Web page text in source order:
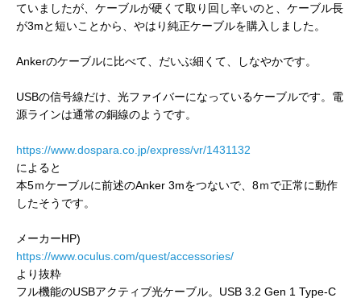
ていましたが、ケーブルが硬くて取り回し辛いのと、ケーブル長
が3mと短いことから、やはり純正ケーブルを購入しました。
Ankerのケーブルに比べて、だいぶ細くて、しなやかです。
USBの信号線だけ、光ファイバーになっているケーブルです。電
源ラインは通常の銅線のようです。
https://www.dospara.co.jp/express/vr/1431132
によると
本5ｍケーブルに前述のAnker 3mをつないで、8ｍで正常に動作
したそうです。
メーカーHP)
https://www.oculus.com/quest/accessories/
より抜粋
フル機能のUSBアクティブ光ケーブル。USB 3.2 Gen 1 Type-C